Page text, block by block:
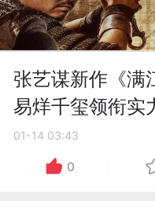
张艺谋新作《满
易烊千玺领衔实
01-14 03:43
0